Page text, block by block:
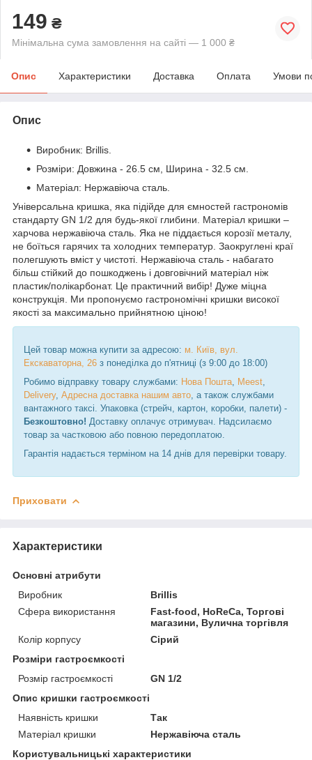
149 ₴
Мінімальна сума замовлення на сайті — 1 000 ₴
Опис Характеристики Доставка Оплата Умови
Опис
Виробник: Brillis.
Розміри: Довжина - 26.5 см, Ширина - 32.5 см.
Матеріал: Нержавіюча сталь.
Універсальна кришка, яка підійде для ємностей гастрономів
стандарту GN 1/2 для будь-якої глибини. Матеріал кришки –
харчова нержавіюча сталь. Яка не піддається корозії металу,
не боїться гарячих та холодних температур. Заокруглені краї
полегшують вміст у чистоті. Нержавіюча сталь - набагато
більш стійкий до пошкоджень і довговічний матеріал ніж
пластик/полікарбонат. Це практичний вибір! Дуже міцна
конструкція. Ми пропонуємо гастрономічні кришки високої
якості за максимально прийнятною ціною!
Цей товар можна купити за адресою: м. Київ, вул.
Екскаваторна, 26 з понеділка до п'ятниці (з 9:00 до 18:00)
Робимо відправку товару службами: Нова Пошта Meest
Delivery, Адресна доставка нашим авто , а також службами
вантажного таксі. Упаковка (стрейч, картон, коробки, палети) -
Безкоштовно! Доставку оплачує отримувач. Надсилаємо
товар за частковою або повною передоплатою.
Гарантія надається терміном на 14 днів для перевірки товару.
Приховати
Характеристики
Основні атрибути
Виробник
Brillis
Сфера використання
Fast-food, HoReCa, Торгові
магазини, Вулична торгівля
Колір корпусу
Сірий
Розміри гастроємкості
Розмір гастроємкості
GN 1/2
Опис кришки гастроємкості
Наявність кришки
Так
Матеріал кришки
Нержавіюча сталь
Користувальницькі характеристики